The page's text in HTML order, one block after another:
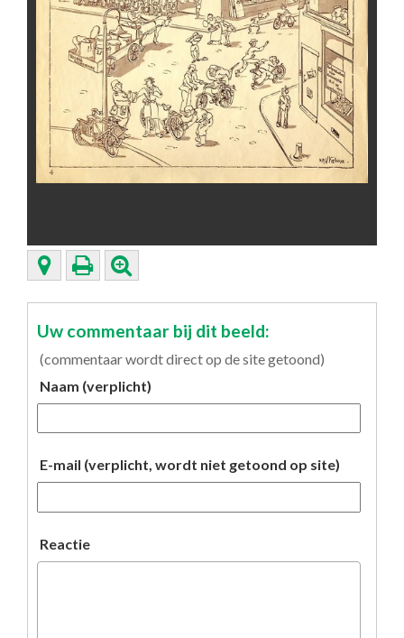
Uw commentaar bij dit beeld:
(commentaar wordt direct op de site getoond)
Naam (verplicht)
E-mail (verplicht, wordt niet getoond op site)
Reactie